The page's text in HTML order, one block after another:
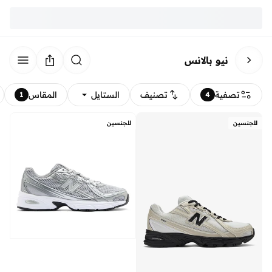
نيو بالانس
تصفية 4 تصنيف الستايل المقاس 1
للجنسين للجنسين